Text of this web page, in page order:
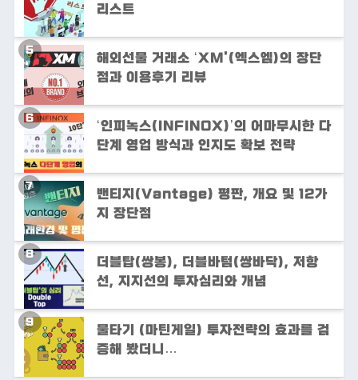
리스트
해외선물 거래소 ‘XM'(엑스엠)의 장단
점과 이용후기 리뷰
‘인피녹스(INFINOX)’의 어마무시한 다
단계 영업 방식과 인지도 확보 전략
밴티지(Vantage) 평판, 개요 및 12가
지 장단점
더블탑(쌍봉), 더블바텀(쌍바닥), 저항
선, 지지선의 투자심리와 개념
물타기 (마틴게일) 투자전략의 효과를 검
증해 봤더니…